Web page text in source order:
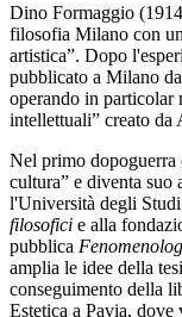
Dino Formaggio
filosofia Milano con
artistica”. Dopo
pubblicato a Milano
operando in particolar
intellettuali” creato da
Nel primo
cultura” e diventa suo
l'Università degli
filosofici e alla
pubblica
amplia le idee della
conseguimento della
Estetica a Pavia, dove